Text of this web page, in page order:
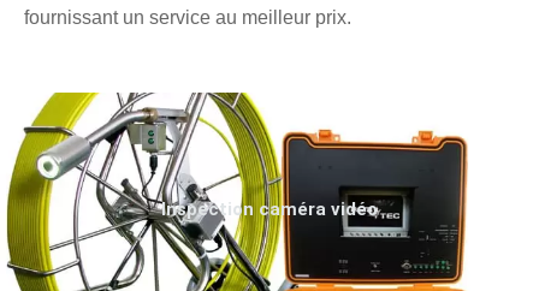
fournissant un service au meilleur prix.
Inspection caméra vidéo